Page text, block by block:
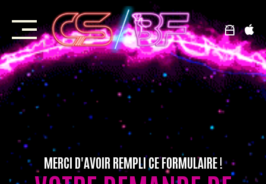
content
MERCI D'AVOIR REMPLI CE FORMULAIRE !